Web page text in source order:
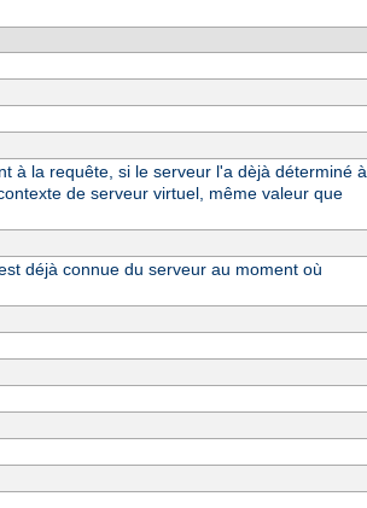
à la requête, si le serveur l'a dèjà déterminé à
de serveur virtuel, même valeur que
déjà connue du serveur au moment où